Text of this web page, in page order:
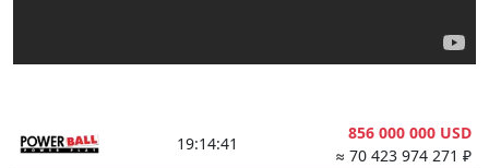
19:14:40
856 000 000 USD
≈ 70 423 974 271 ₽